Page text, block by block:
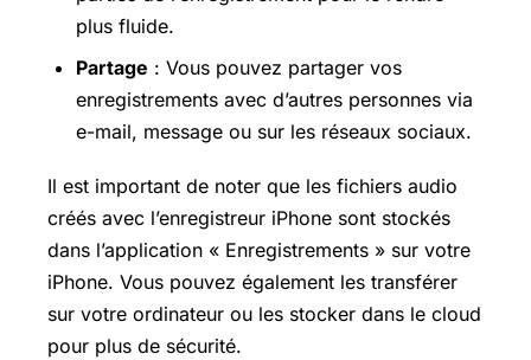
plus fluide.
Partage : Vous pouvez partager vos
enregistrements avec d’autres personnes via
e-mail, message ou sur les réseaux sociaux.
Il est important de noter que les fichiers audio
créés avec l’enregistreur iPhone sont stockés
dans l’application « Enregistrements » sur votre
iPhone. Vous pouvez également les transférer
sur votre ordinateur ou les stocker dans le cloud
pour plus de sécurité.